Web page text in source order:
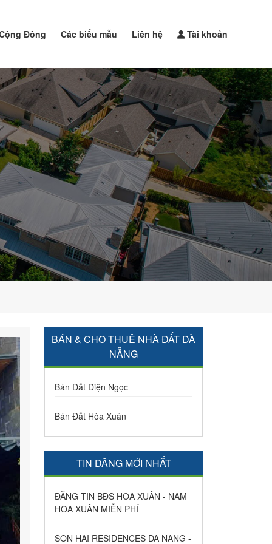
Đồng Các biểu mẫu Liên hệ Tài khoản
Đăng tin
BÁN & CHO THUÊ NHÀ ĐẤT ĐÀ
NẴNG
Bán Đất Điện Ngọc
Bán Đất Hòa Xuân
TIN ĐĂNG MỚI NHẤT
ĐĂNG TIN BĐS HÒA XUÂN - NAM
HÒA XUÂN MIỄN PHÍ
SON HAI RESIDENCES DA NANG -